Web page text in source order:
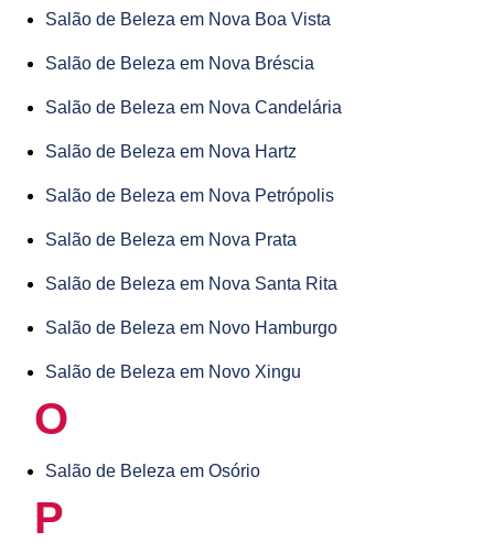
Salão de Beleza em Nova Boa Vista
Salão de Beleza em Nova Bréscia
Salão de Beleza em Nova Candelária
Salão de Beleza em Nova Hartz
Salão de Beleza em Nova Petrópolis
Salão de Beleza em Nova Prata
Salão de Beleza em Nova Santa Rita
Salão de Beleza em Novo Hamburgo
Salão de Beleza em Novo Xingu
O
Salão de Beleza em Osório
P